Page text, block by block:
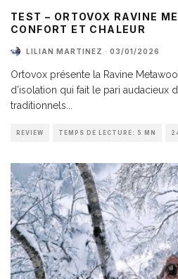
TEST – ORTOVOX RAVINE
CONFORT ET CHALEUR
LILIAN MARTINEZ · 03/01/2026
Ortovox présente la Ravine
d’isolation qui fait le pari audacieux
traditionnels...
REVIEW TEMPS DE LECTURE: 5 MN